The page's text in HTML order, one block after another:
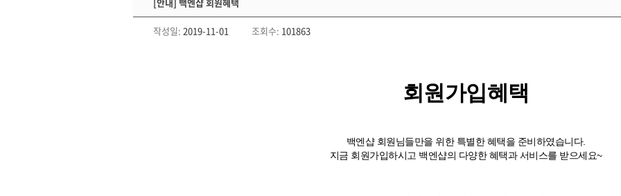
[안내] 백엔샵 회원혜택
작성일: 2019-11-01 조회수: 101863
회원가입혜택
백엔샵 회원님들만을 위한 특별한 혜택을 준비하였습니다.
지금 회원가입하시고 백엔샵의 다양한 혜택과 서비스를 받으세요~